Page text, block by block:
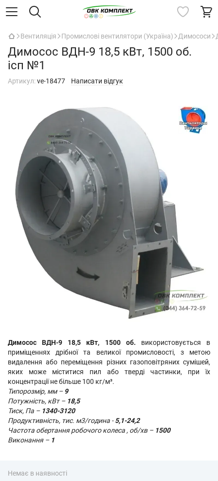
Вентиляція Промислові вентилятори (Україна) Димососи
Димосос ВДН-9 18,5 кВт, 1500 об.
ісп №1
Артикул:ve-18477 Написати відгук
Димосос ВДН-9 18,5 кВт, 1500 об. використовується в
приміщеннях дрібної та великої промисловості, з метою
видалення або переміщення різних газоповітряних сумішей,
яких може міститися пил або тверді частинки, при їх
концентрації не більше 100 кг/м³.
Типорозмір, мм – 9
Потужність, кВт – 18,5
Тиск, Па – 1340-3120
Продуктивність, тис. м3/година -5,1-24,2
Частота обертання робочого колеса , об/хв – 1500
Виконання – 1
Немає в наявності